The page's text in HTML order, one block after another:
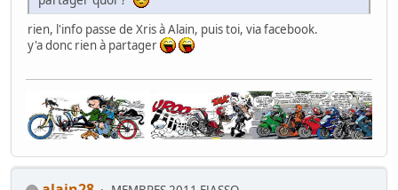
rien, l'info passe de Xris à Alain, puis toi, via facebook.
y'a donc rien à partager